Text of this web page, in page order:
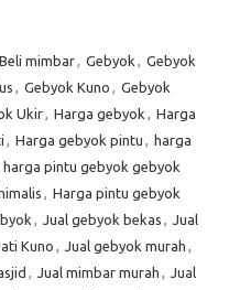
Beli mimbar, Gebyok , Gebyok
, Gebyok Kuno , Gebyok
Ukir, Harga gebyok , Harga
, Harga gebyok pintu , harga
harga pintu gebyok gebyok
, Harga pintu gebyok
, Jual gebyok bekas , Jual
Kuno , Jual gebyok murah ,
, Jual mimbar murah , Jual